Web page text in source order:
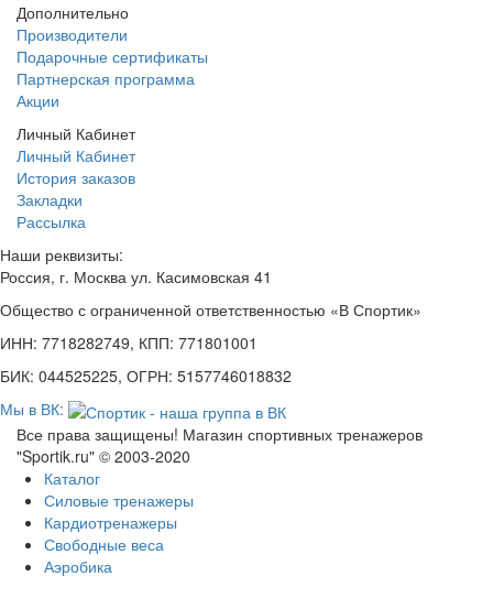
Дополнительно
Производители
Подарочные сертификаты
Партнерская программа
Акции
Личный Кабинет
Личный Кабинет
История заказов
Закладки
Рассылка
Наши реквизиты:
Россия, г. Москва ул. Касимовская 41
Общество с ограниченной ответственностью «В Спортик»
ИНН: 7718282749, КПП: 771801001
БИК: 044525225, ОГРН: 5157746018832
Мы в ВК:
Все права защищены! Магазин спортивных тренажеров
"Sportik.ru" © 2003-2020
Каталог
Силовые тренажеры
Кардиотренажеры
Свободные веса
Аэробика